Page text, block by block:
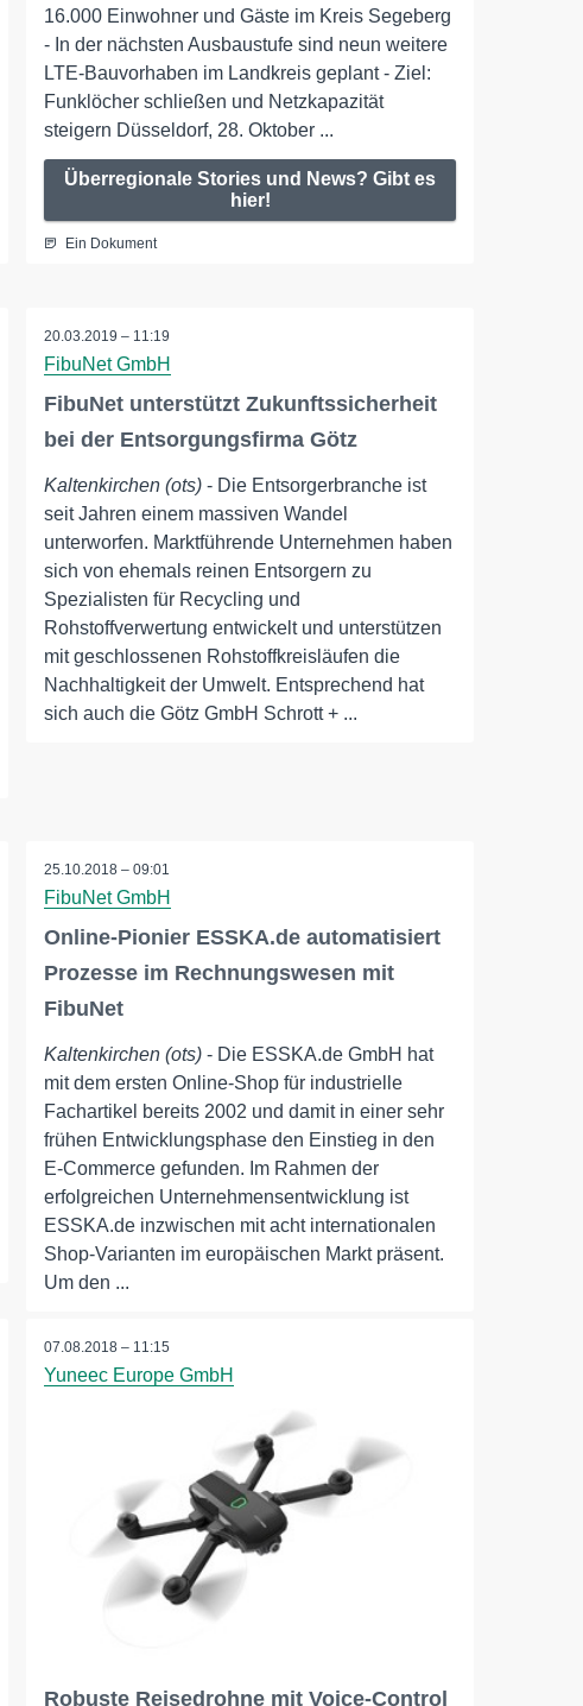
16.000 Einwohner und Gäste im Kreis Segeberg
- In der nächsten Ausbaustufe sind neun weitere
LTE-Bauvorhaben im Landkreis geplant - Ziel:
Funklöcher schließen und Netzkapazität
steigern Düsseldorf, 28. Oktober ...
Überregionale Stories und News? Gibt es
hier!
Ein Dokument
20.03.2019 – 11:19
FibuNet GmbH
FibuNet unterstützt Zukunftssicherheit
bei der Entsorgungsfirma Götz
Kaltenkirchen (ots) - Die Entsorgerbranche ist
seit Jahren einem massiven Wandel
unterworfen. Marktführende Unternehmen haben
sich von ehemals reinen Entsorgern zu
Spezialisten für Recycling und
Rohstoffverwertung entwickelt und unterstützen
mit geschlossenen Rohstoffkreisläufen die
Nachhaltigkeit der Umwelt. Entsprechend hat
sich auch die Götz GmbH Schrott + ...
25.10.2018 – 09:01
FibuNet GmbH
Online-Pionier ESSKA.de automatisiert
Prozesse im Rechnungswesen mit
FibuNet
Kaltenkirchen (ots) - Die ESSKA.de GmbH hat
mit dem ersten Online-Shop für industrielle
Fachartikel bereits 2002 und damit in einer sehr
frühen Entwicklungsphase den Einstieg in den
E-Commerce gefunden. Im Rahmen der
erfolgreichen Unternehmensentwicklung ist
ESSKA.de inzwischen mit acht internationalen
Shop-Varianten im europäischen Markt präsent.
Um den ...
07.08.2018 – 11:15
Yuneec Europe GmbH
Robuste Reisedrohne mit Voice-Control